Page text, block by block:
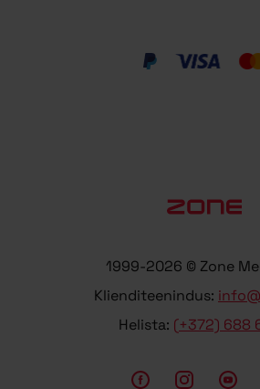
1999-2026 © Zone
Klienditeenindus:
Helista: (+372) 688